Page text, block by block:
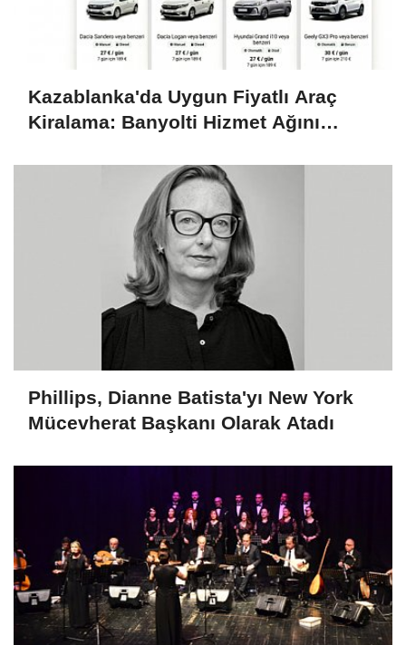
Kazablanka'da Uygun Fiyatlı Araç
Kiralama: Banyolti Hizmet Ağını
Phillips, Dianne Batista'yı New York
Mücevherat Başkanı Olarak Atadı